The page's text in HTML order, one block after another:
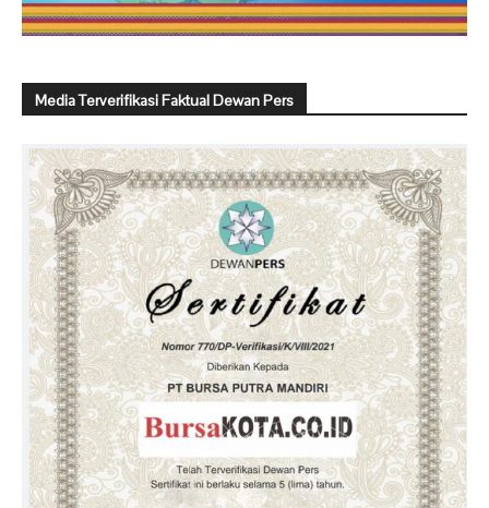
Media Terverifikasi Faktual Dewan Pers